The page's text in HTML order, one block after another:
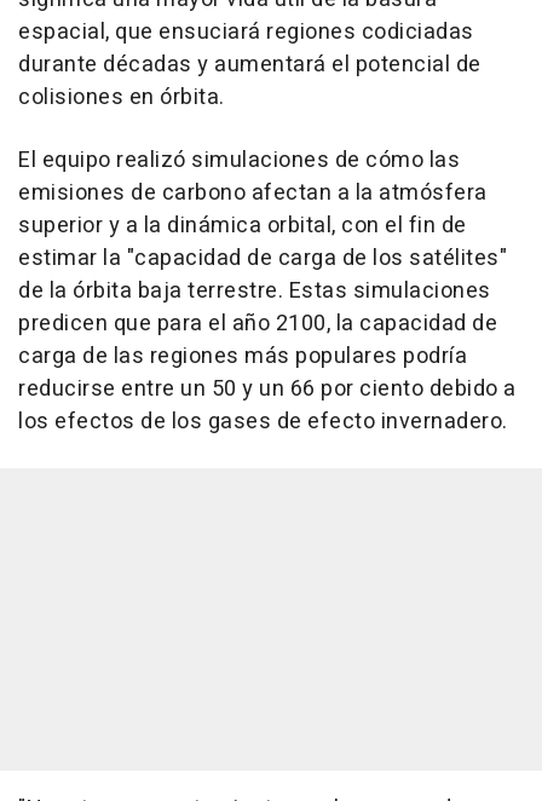
espacial, que ensuciará regiones codiciadas
durante décadas y aumentará el potencial de
colisiones en órbita.
El equipo realizó simulaciones de cómo las
emisiones de carbono afectan a la atmósfera
superior y a la dinámica orbital, con el fin de
estimar la "capacidad de carga de los satélites"
de la órbita baja terrestre. Estas simulaciones
predicen que para el año 2100, la capacidad de
carga de las regiones más populares podría
reducirse entre un 50 y un 66 por ciento debido a
los efectos de los gases de efecto invernadero.